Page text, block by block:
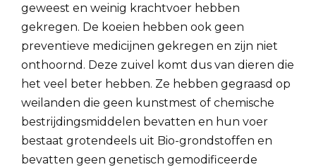
geweest en weinig krachtvoer hebben
gekregen. De koeien hebben ook geen
preventieve medicijnen gekregen en zijn niet
onthoornd. Deze zuivel komt dus van dieren die
het veel beter hebben. Ze hebben gegraasd op
weilanden die geen kunstmest of chemische
bestrijdingsmiddelen bevatten en hun voer
bestaat grotendeels uit Bio-grondstoffen en
bevatten geen genetisch gemodificeerde